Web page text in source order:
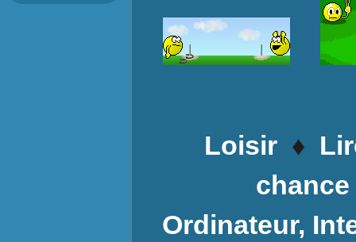
Loisir ♦
chance
Ordinateur,